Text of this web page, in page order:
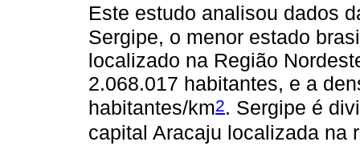
Este estudo analisou dados
Sergipe, o menor estado
localizado na Região
2.068.017 habitantes, e a
habitantes/km2. Sergipe é
capital Aracaju localizada na